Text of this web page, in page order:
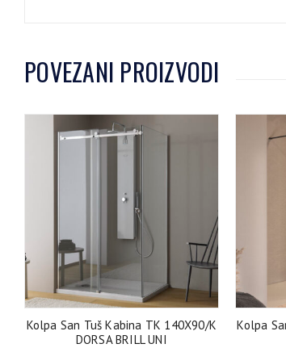
POVEZANI PROIZVODI
Kolpa San Tuš Kabina TK 140X90/K
DORSA BRILL UNI
Kolpa